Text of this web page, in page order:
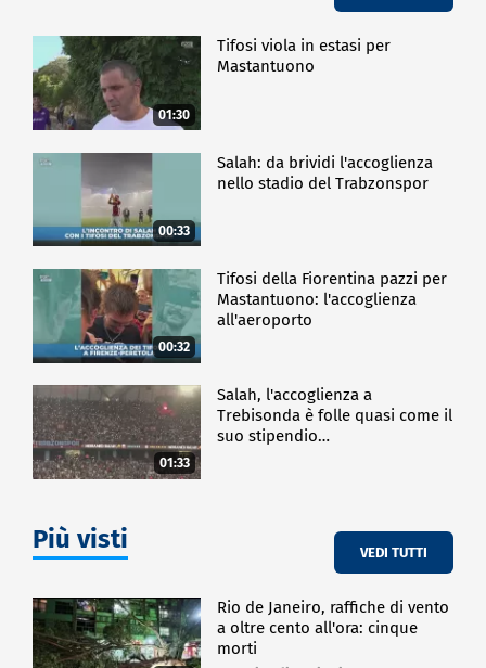
01:30
Tifosi viola in estasi per
Mastantuono
00:33
Salah: da brividi l'accoglienza
nello stadio del Trabzonspor
00:32
Tifosi della Fiorentina pazzi per
Mastantuono: l'accoglienza
all'aeroporto
01:33
Salah, l'accoglienza a
Trebisonda è folle quasi come il
suo stipendio…
Più visti VEDI TUTTI
Rio de Janeiro, raffiche di vento
a oltre cento all'ora: cinque
morti